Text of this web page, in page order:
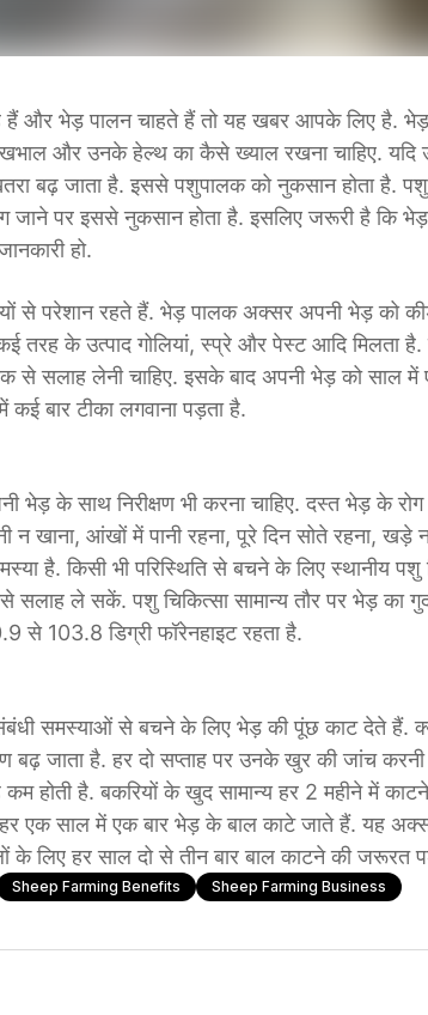
और भेड़ पालन चाहते हैं तो यह खबर आपके लिए है. भेड़
और उनके हेल्थ का कैसे ख्याल रखना चाहिए. यदि
बढ़ जाता है. इससे पशुपालक को नुकसान होता है.
जाने पर इससे नुकसान होता है. इसलिए जरूरी है कि
हो.
से परेशान रहते हैं. भेड़ पालक अक्सर अपनी भेड़ को
तरह के उत्पाद गोलियां, स्प्रे और पेस्ट आदि मिलता है.
सलाह लेनी चाहिए. इसके बाद अपनी भेड़ को साल में
कई बार टीका लगवाना पड़ता है.
भेड़ के साथ निरीक्षण भी करना चाहिए. दस्त भेड़ के
खाना, आंखों में पानी रहना, पूरे दिन सोते रहना, खड़े न
है. किसी भी परिस्थिति से बचने के लिए स्थानीय पशु
सलाह ले सकें. पशु चिकित्सा सामान्य तौर पर भेड़ का
से 103.8 डिग्री फॉरेनहाइट रहता है.
समस्याओं से बचने के लिए भेड़ की पूंछ काट देते हैं.
जाता है. हर दो सप्ताह पर उनके खुर की जांच करनी
होती है. बकरियों के खुद सामान्य हर 2 महीने में
एक साल में एक बार भेड़ के बाल काटे जाते हैं. यह
के लिए हर साल दो से तीन बार बाल काटने की जरूरत
Sheep Farming Benefits Sheep Farming Business